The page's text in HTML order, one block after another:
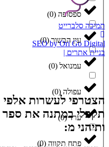
ספסופה (
0
)
עין הבשור(
0
)
עמנואל (
0
)
עפולה (
0
)
ערד(
0
)
פתח תקווה (
0
)
תמיכה סלברייט
SEO by Ori Go Digital
בניית אתרים |
הצטרפי לעשרות אלפי
תקבלי במתנה את ספר
ותיהני מ: